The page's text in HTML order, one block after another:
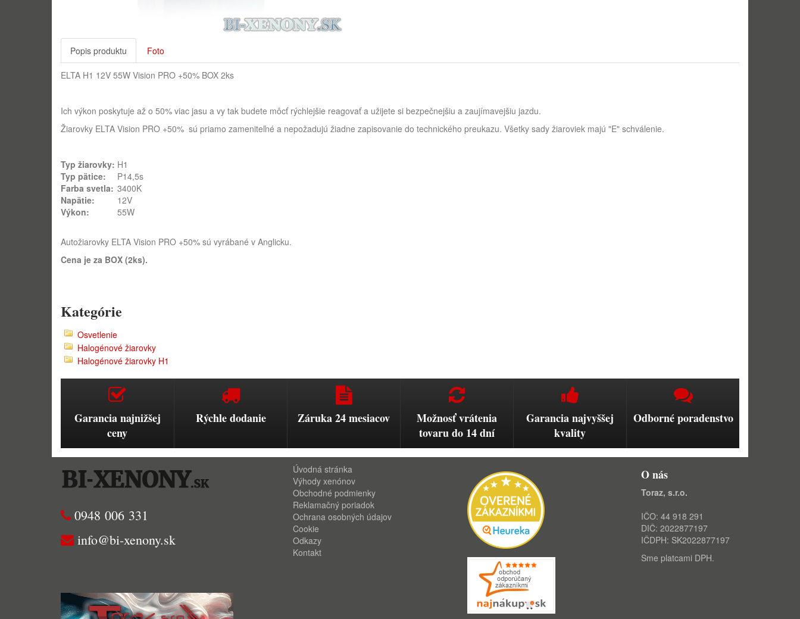
Popis produktu Foto
ELTA H1 12V 55W Vision PRO +50% BOX 2ks
Ich výkon poskytuje až o 50% viac jasu a vy tak budete môcť rýchlejšie reagovať a užijete si bezpečnejšiu a zaujímavejšiu jazdu.
Žiarovky ELTA Vision PRO +50% sú priamo zameniteľné a nepožadujú žiadne zapisovanie do technického preukazu. Všetky sady žiaroviek majú "E" schválenie.
Typ žiarovky: H1
Typ pätice:
P14,5s
Farba svetla: 3400K
Napätie:
12V
Výkon:
55W
Autožiarovky ELTA Vision PRO +50% sú vyrábané v Anglicku.
Cena je za BOX (2ks).
Kategórie
Osvetlenie
Halogénové žiarovky
Halogénové žiarovky H1
Garancia najnižšej
ceny
Rýchle dodanie Záruka 24 mesiacov
Možnosť vrátenia
tovaru do 14 dní
Garancia najvyššej
kvality
Odborné poradenstvo
0948 006 331
info@bi-xenony.sk
Úvodná stránka
Výhody xenónov
Obchodné podmienky
Reklamačný poriadok
Ochrana osobných údajov
Cookie
Odkazy
Kontakt
O nás
Toraz, s.r.o.
IČO: 44 918 291
DIČ: 2022877197
IČDPH: SK2022877197
Sme platcami DPH.